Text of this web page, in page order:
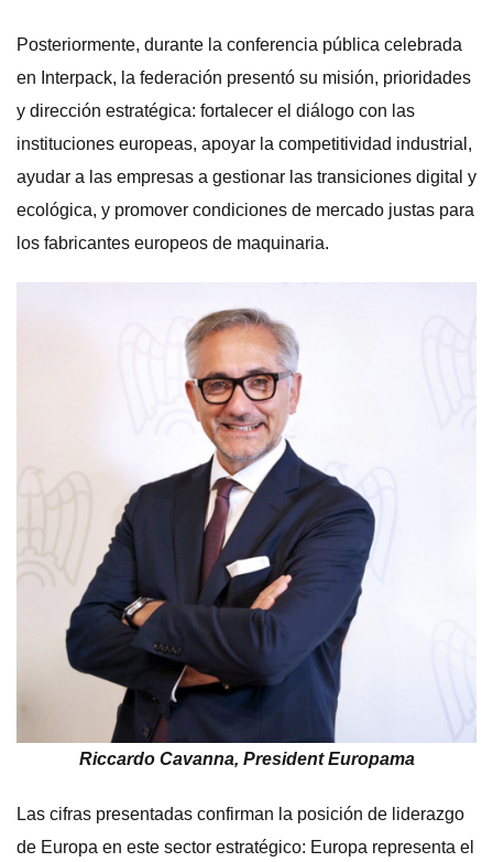
Posteriormente, durante la conferencia pública celebrada
en Interpack, la federación presentó su misión, prioridades
y dirección estratégica: fortalecer el diálogo con las
instituciones europeas, apoyar la competitividad industrial,
ayudar a las empresas a gestionar las transiciones digital y
ecológica, y promover condiciones de mercado justas para
los fabricantes europeos de maquinaria.
Riccardo Cavanna, President Europama
Las cifras presentadas confirman la posición de liderazgo
de Europa en este sector estratégico: Europa representa el